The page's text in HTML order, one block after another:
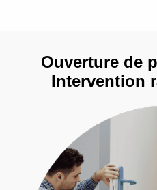
Ouverture de
Intervention